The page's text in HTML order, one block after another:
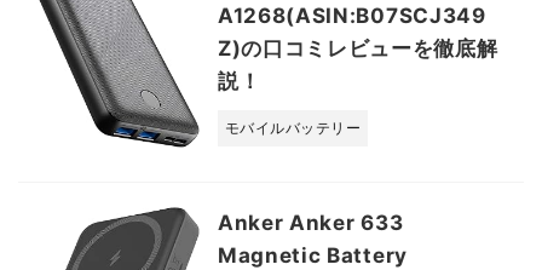
A1268(ASIN:B07SCJ349
Z)の口コミレビューを徹底解
説！
モバイルバッテリー
Anker Anker 633
Magnetic Battery